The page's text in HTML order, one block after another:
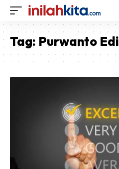
Tag: Purwanto Edi